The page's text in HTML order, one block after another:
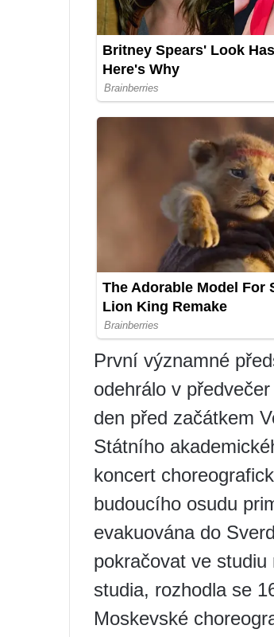
První významné
odehrálo v
den před začátkem
Státního
koncert
budoucího osudu
evakuována do
pokračovat ve
studia, rozhodla se
Moskevské